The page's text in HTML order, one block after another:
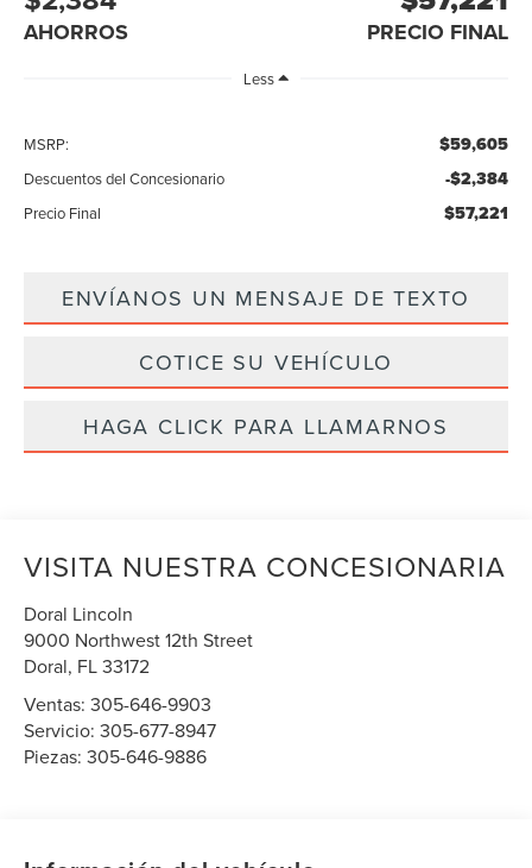
AHORROS PRECIO FINAL
Less
MSRP: $59,605
Descuentos del Concesionario -$2,384
Precio Final $57,221
ENVÍANOS UN MENSAJE DE TEXTO
COTICE SU VEHÍCULO
HAGA CLICK PARA LLAMARNOS
VISITA NUESTRA CONCESIONARIA
Doral Lincoln
9000 Northwest 12th Street
Doral, FL33172
Ventas:305-646-9903
Servicio:305-677-8947
Piezas:305-646-9886